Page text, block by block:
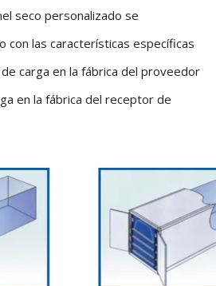
seco personalizado se
con las características específicas
carga en la fábrica del proveedor
en la fábrica del receptor de